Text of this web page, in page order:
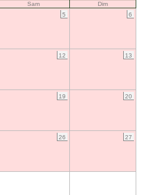
Sam
Dim
5 6
12 13
19 20
26 27